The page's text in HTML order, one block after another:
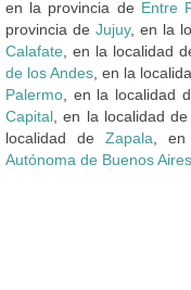
en la provincia de Entre
provincia de Jujuy, en la
Calafate , en la localidad
de los Andes , en la
Palermo , en la localidad
Capital , en la localidad
localidad de Zapala ,
Autónoma de Buenos Aires